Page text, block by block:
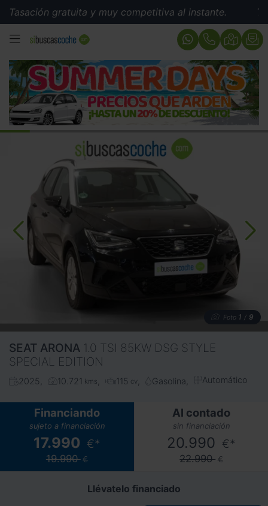
gratuita y muy competitiva al instante.
MENÚ
Foto 1 / 9
SEAT ARONA 1.0 TSI 85KW DSG STYLE
SPECIAL EDITION
2025 10.721 kms 115 cv Gasolina Automático
Financiando
sujeto a financiación
17.990 €*
19.990 €
Al contado
sin financiación
20.990 €*
22.990 €
Llévatelo financiado